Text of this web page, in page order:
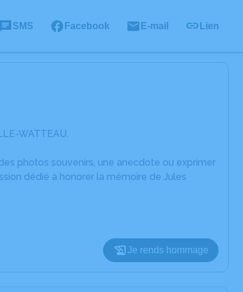
SMS Facebook E-mail Lien
WATTEAU.
photos souvenirs, une anecdote ou exprimer
dédié à honorer la mémoire de Jules
Je rends hommage